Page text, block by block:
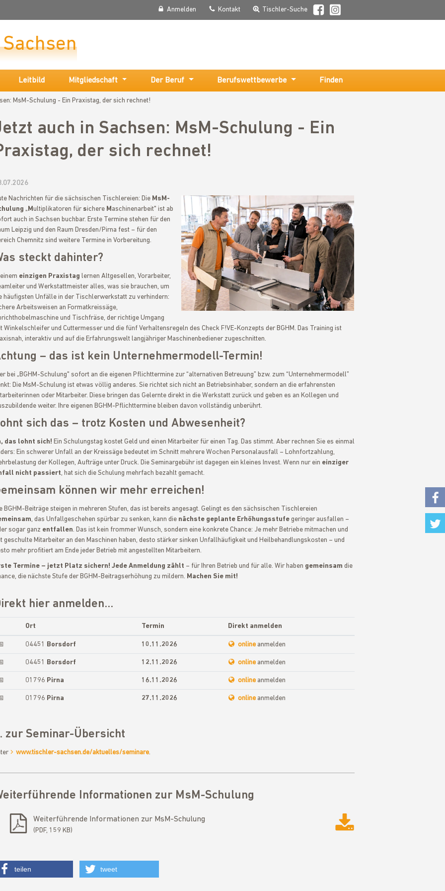
Anmelden Kontakt Tischler-Suche
Leitbild Mitgliedschaft Der Beruf Berufswettbewerbe Finden
MsM-Schulung - Ein Praxistag, der sich rechnet!
auch in Sachsen: MsM-Schulung - Ein
der sich rechnet!
Nachrichten für die sächsischen Tischlereien: Die MsM-
„Multiplikatoren für sichere Maschinenarbeit" ist ab
auch in Sachsen buchbar. Erste Termine stehen für den
Leipzig und den Raum Dresden/Pirna fest – für den
Chemnitz sind weitere Termine in Vorbereitung.
steckt dahinter?
einzigen Praxistag lernen Altgesellen, Vorarbeiter,
und Werkstattmeister alles, was sie brauchen, um
häufigsten Unfälle in der Tischlerwerkstatt zu verhindern:
Arbeitsweisen an Formatkreissäge,
und Tischfräse, der richtige Umgang
Winkelschleifer und Cuttermesser und die fünf Verhaltensregeln des Check F!VE-Konzepts der BGHM. Das Training ist
interaktiv und auf die Erfahrungswelt langjähriger Maschinenbediener zugeschnitten.
– das ist kein Unternehmermodell-Termin!
bei „BGHM-Schulung" sofort an die eigenen Pflichttermine zur “alternativen Betreuung” bzw. zum “Unternehmermodell”
Die MsM-Schulung ist etwas völlig anderes. Sie richtet sich nicht an Betriebsinhaber, sondern an die erfahrensten
oder Mitarbeiter. Diese bringen das Gelernte direkt in die Werkstatt zurück und geben es an Kollegen und
weiter. Ihre eigenen BGHM-Pflichttermine bleiben davon vollständig unberührt.
sich das – trotz Kosten und Abwesenheit?
das lohnt sich! Ein Schulungstag kostet Geld und einen Mitarbeiter für einen Tag. Das stimmt. Aber rechnen Sie es einmal
Ein schwerer Unfall an der Kreissäge bedeutet im Schnitt mehrere Wochen Personalausfall – Lohnfortzahlung,
der Kollegen, Aufträge unter Druck. Die Seminargebühr ist dagegen ein kleines Invest. Wenn nur ein einziger
nicht passiert, hat sich die Schulung mehrfach bezahlt gemacht.
können wir mehr erreichen!
BGHM-Beiträge steigen in mehreren Stufen, das ist bereits angesagt. Gelingt es den sächsischen Tischlereien
, das Unfallgeschehen spürbar zu senken, kann die nächste geplante Erhöhungsstufe geringer ausfallen –
sogar ganz entfallen. Das ist kein frommer Wunsch, sondern eine konkrete Chance: Je mehr Betriebe mitmachen und
geschulte Mitarbeiter an den Maschinen haben, desto stärker sinken Unfallhäufigkeit und Heilbehandlungskosten – und
mehr profitiert am Ende jeder Betrieb mit angestellten Mitarbeitern.
Termine – jetzt Platz sichern! Jede Anmeldung zählt – für Ihren Betrieb und für alle. Wir haben gemeinsam die
die nächste Stufe der BGHM-Beitragserhöhung zu mildern. Machen Sie mit!
hier anmelden...
Ort Termin Direkt anmelden
04451 Borsdorf 10.11.2026 online anmelden
04451 Borsdorf 12.11.2026 online anmelden
01796 Pirna 16.11.2026 online anmelden
01796 Pirna 27.11.2026 online anmelden
zur Seminar-Übersicht
www.tischler-sachsen.de/aktuelles/seminare.
Informationen zur MsM-Schulung
Weiterführende Informationen zur MsM-Schulung
PDF, 159 KB
teilen tweet